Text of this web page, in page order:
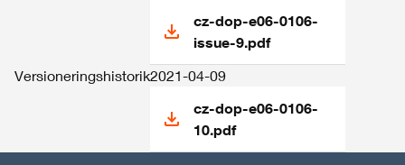
cz-dop-e06-0106-
issue-9.pdf
Versioneringshistorik2021-04-09
cz-dop-e06-0106-
10.pdf